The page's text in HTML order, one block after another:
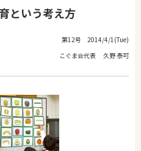
という考え方
第12号 2014/4/1(Tue)
こぐま会代表 久野 泰可